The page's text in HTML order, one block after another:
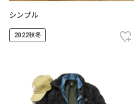
シンプル
2022秋冬